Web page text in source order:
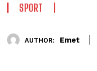
SPORT
AUTHOR: Emet